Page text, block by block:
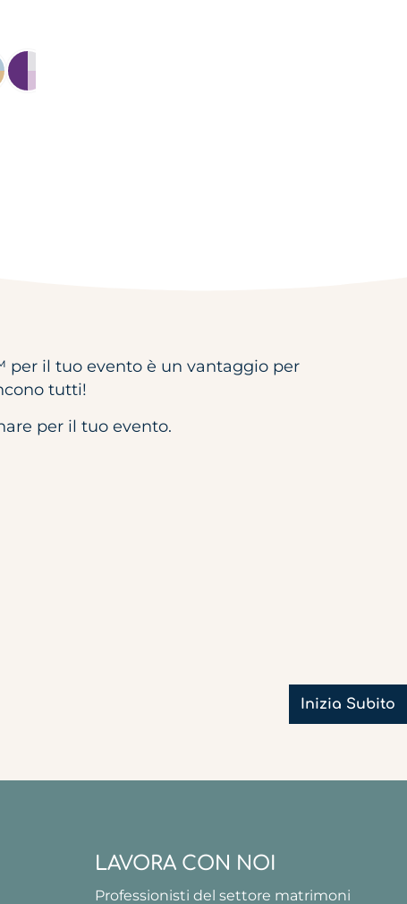
per il tuo evento è un vantaggio per
tutti!
per il tuo evento.
Inizia Subito
LAVORA CON NOI
Professionisti del settore matrimoni